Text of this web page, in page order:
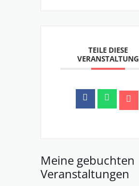
TEILE DIESE
VERANSTALTUNG
Meine gebuchten
Veranstaltungen